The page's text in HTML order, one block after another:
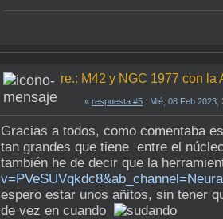
re.: M42 y NGC 1977 con la
« respuesta #5 : Mié, 08 Feb 2023,
Gracias a todos, como comentaba
tan grandes que tiene entre el
también he de decir que la
espero estar unos añitos, sin tener
de vez en cuando